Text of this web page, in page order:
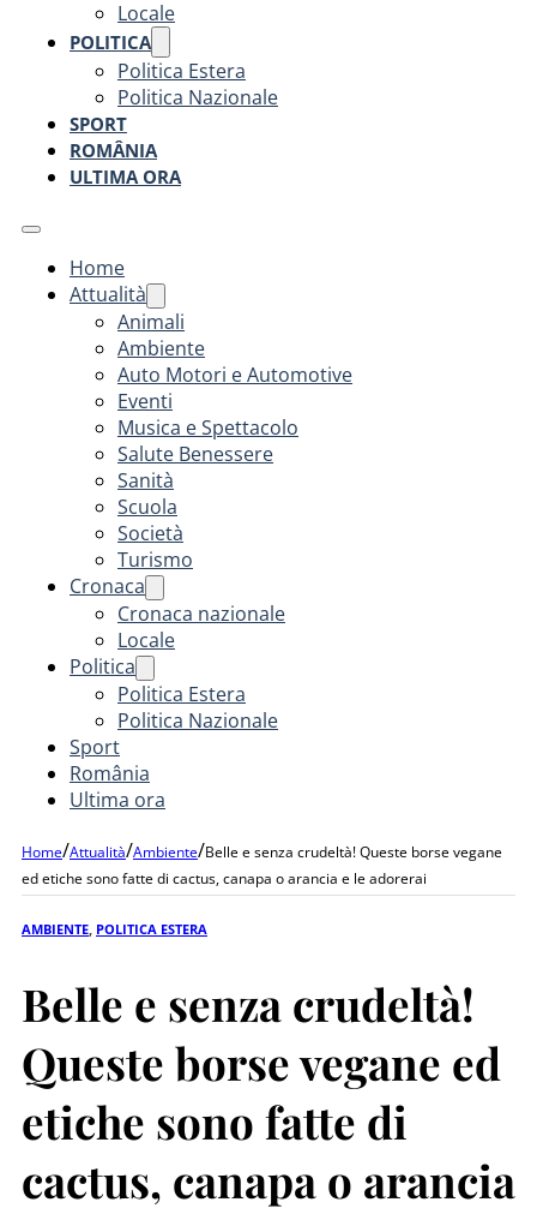
Locale
POLITICA
Politica Estera
Politica Nazionale
SPORT
ROMÂNIA
ULTIMA ORA
Home
Attualità
Animali
Ambiente
Auto Motori e Automotive
Eventi
Musica e Spettacolo
Salute Benessere
Sanità
Scuola
Società
Turismo
Cronaca
Cronaca nazionale
Locale
Politica
Politica Estera
Politica Nazionale
Sport
România
Ultima ora
Home/Attualità/Ambiente/Belle e senza crudeltà! Queste borse vegane
ed etiche sono fatte di cactus, canapa o arancia e le adorerai
AMBIENTE POLITICA ESTERA
Belle e senza crudeltà!
Queste borse vegane ed
etiche sono fatte di
cactus, canapa o arancia